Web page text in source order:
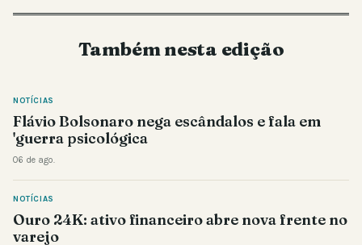
Também nesta edição
NOTÍCIAS
Flávio Bolsonaro nega escândalos e fala em
'guerra psicológica
06 de ago.
NOTÍCIAS
Ouro 24K: ativo financeiro abre nova frente no
varejo